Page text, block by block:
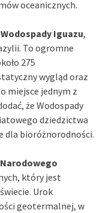
oceanicznych.
Wodospady Iguazu,
To ogromne
275
wygląd oraz
miejsce jednym z
że Wodospady
dziedzictwa
dla bioróżnorodności.
który jest
Urok
geotermalnej, w